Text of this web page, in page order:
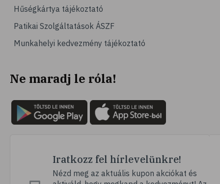
Hűségkártya tájékoztató
Patikai Szolgáltatások ÁSZF
Munkahelyi kedvezmény tájékoztató
Ne maradj le róla!
Iratkozz fel hírlevelünkre!
Nézd meg az aktuális kupon akciókat és